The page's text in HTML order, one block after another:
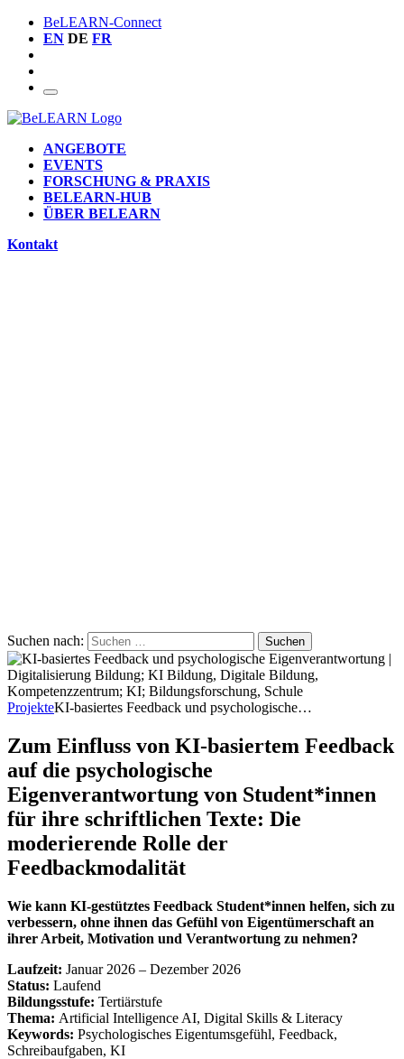
BeLEARN-Connect
EN DE FR
ANGEBOTE
EVENTS
FORSCHUNG & PRAXIS
BELEARN-HUB
ÜBER BELEARN
Kontakt
Suchen nach:
ProjekteKI-basiertes Feedback und psychologische…
Zum Einfluss von KI-basiertem Feedback
auf die psychologische
Eigenverantwortung von Student*innen
für ihre schriftlichen Texte: Die
moderierende Rolle der
Feedbackmodalität
Wie kann KI-gestütztes Feedback Student*innen helfen, sich zu
verbessern, ohne ihnen das Gefühl von Eigentümerschaft an
ihrer Arbeit, Motivation und Verantwortung zu nehmen?
Laufzeit: Januar 2026 – Dezember 2026
Status: Laufend
Bildungsstufe: Tertiärstufe
Thema: Artificial Intelligence AI, Digital Skills & Literacy
Keywords: Psychologisches Eigentumsgefühl, Feedback,
Schreibaufgaben, KI